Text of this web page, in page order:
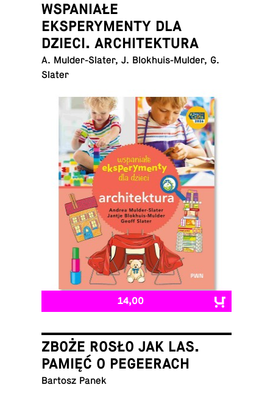
WSPANIAŁE
EKSPERYMENTY DLA
DZIECI. ARCHITEKTURA
A. Mul­der-Slater, J. Blokhuis-Mul­der, G.
Slater
14,00
ZBOŻE ROSŁO JAK LAS.
PAMIĘĆ O PEGEERACH
Bartosz Panek